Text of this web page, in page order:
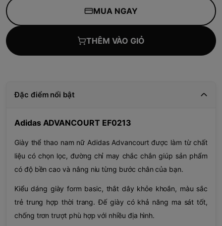
MUA NGAY
THÊM VÀO GIỎ
Đặc điểm nổi bật
Adidas ADVANCOURT EF0213
Giày thể thao nam nữ Adidas Advancourt được làm từ chất
liệu có chọn lọc, đường chỉ may chắc chắn giúp sản phẩm
có độ bền cao và nâng niu từng bước chân của bạn.
Kiểu dáng giày form basic, thắt dây khỏe khoắn, màu sắc
trẻ trung hợp thời trang. Đế giày có khả năng ma sát tốt,
chống trơn trượt phù hợp với nhiều địa hình.